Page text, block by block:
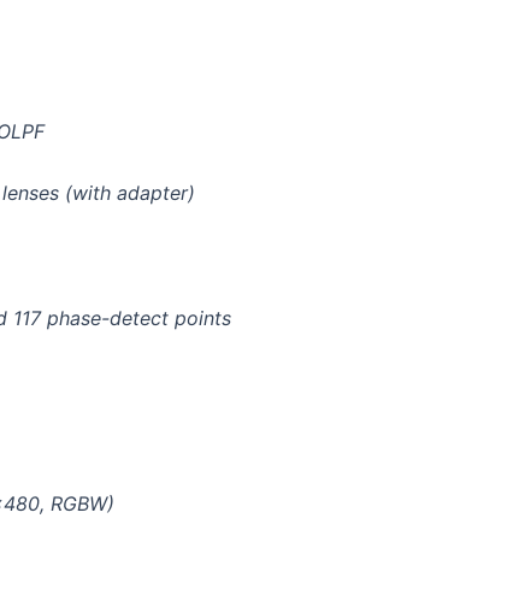
(with adapter)
phase-detect points
RGBW)